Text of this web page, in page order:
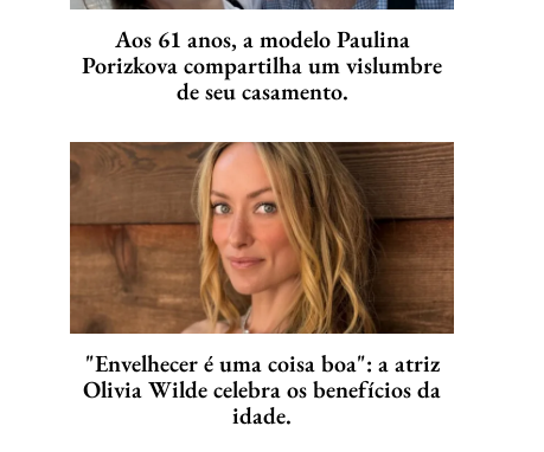
Aos 61 anos, a modelo Paulina
Porizkova compartilha um vislumbre
de seu casamento.
"Envelhecer é uma coisa boa": a atriz
Olivia Wilde celebra os benefícios da
idade.